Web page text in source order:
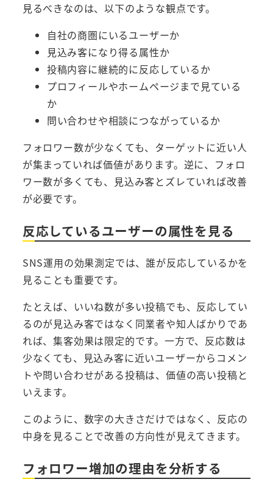
見るべきなのは、以下のような観点です。
自社の商圏にいるユーザーか
見込み客になり得る属性か
投稿内容に継続的に反応しているか
プロフィールやホームページまで見ている
か
問い合わせや相談につながっているか
フォロワー数が少なくても、ターゲットに近い人
が集まっていれば価値があります。逆に、フォロ
ワー数が多くても、見込み客とズレていれば改善
が必要です。
反応しているユーザーの属性を見る
SNS運用の効果測定では、誰が反応しているかを
見ることも重要です。
たとえば、いいね数が多い投稿でも、反応してい
るのが見込み客ではなく同業者や知人ばかりであ
れば、集客効果は限定的です。一方で、反応数は
少なくても、見込み客に近いユーザーからコメン
トや問い合わせがある投稿は、価値の高い投稿と
いえます。
このように、数字の大きさだけではなく、反応の
中身を見ることで改善の方向性が見えてきます。
フォロワー増加の理由を分析する